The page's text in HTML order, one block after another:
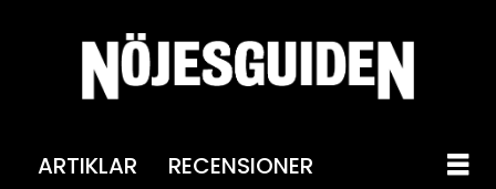
ARTIKLAR RECENSIONER